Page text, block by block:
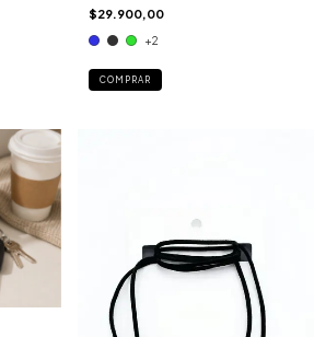
$29.900,00
+2
COMPRAR